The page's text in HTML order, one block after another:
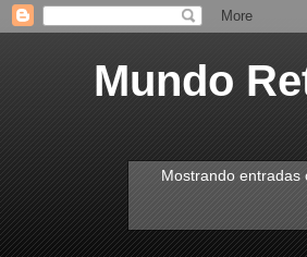
Mundo
Mostrando entradas